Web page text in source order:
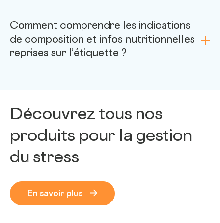
Comment comprendre les indications
de composition et infos nutritionnelles
reprises sur l’étiquette ?
Découvrez tous nos
produits pour la gestion
du stress
En savoir plus